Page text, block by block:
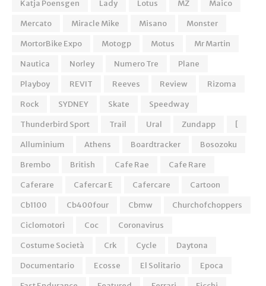
Katja Poensgen Lady Lotus MZ
Maico
Mercato
Miracle Mike Misano
Monster
MortorBike Expo
Motogp Motus
Mr Martin
Nautica
Norley Numero Tre
Plane
Playboy
REVIT Reeves Review
Rizoma
Rock
SYDNEY Skate
Speedway
Thunderbird Sport
Trail Ural Zundapp
[
Alluminium
Athens Boardtracker
Bosozoku
Brembo
British Cafe Rae
Cafe Rare
Caferare
Cafercar E Cafercare
Cartoon
Cb1100
Cb400four Cbmw
Churchofchoppers
Ciclomotori
Coc
Coronavirus
Costume Società
Crk Cycle
Daytona
Documentario
Ecosse El Solitario
Epoca